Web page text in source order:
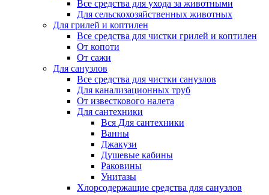
Все средства для ухода за животными
Для сельскохозяйственных животных
Для грилей и коптилен
Все средства для чистки грилей и коптилен
От копоти
От сажи
Для санузлов
Все средства для чистки санузлов
Для канализационных труб
От известкового налета
Для сантехники
Вся Для сантехники
Ванны
Джакузи
Душевые кабины
Раковины
Унитазы
Хлорсодержащие средства для санузлов